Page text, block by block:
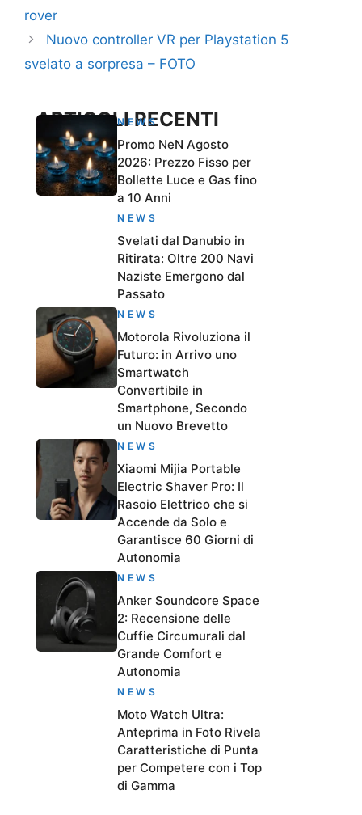
rover
Nuovo controller VR per Playstation 5
svelato a sorpresa – FOTO
ARTICOLI RECENTI
NEWS
Promo NeN Agosto
2026: Prezzo Fisso per
Bollette Luce e Gas fino
a 10 Anni
NEWS
Svelati dal Danubio in
Ritirata: Oltre 200 Navi
Naziste Emergono dal
Passato
NEWS
Motorola Rivoluziona il
Futuro: in Arrivo uno
Smartwatch
Convertibile in
Smartphone, Secondo
un Nuovo Brevetto
NEWS
Xiaomi Mijia Portable
Electric Shaver Pro: Il
Rasoio Elettrico che si
Accende da Solo e
Garantisce 60 Giorni di
Autonomia
NEWS
Anker Soundcore Space
2: Recensione delle
Cuffie Circumurali dal
Grande Comfort e
Autonomia
NEWS
Moto Watch Ultra:
Anteprima in Foto Rivela
Caratteristiche di Punta
per Competere con i Top
di Gamma